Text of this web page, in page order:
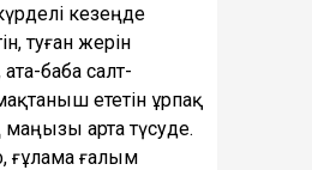
кезеңде
туған жерін
ата-баба салт-
ететін ұрпақ
маңызы арта түсуде.
ғұлама ғалым